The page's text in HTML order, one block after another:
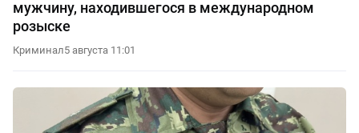
мужчину, находившегося в международном
розыске
Криминал5 августа 11:01